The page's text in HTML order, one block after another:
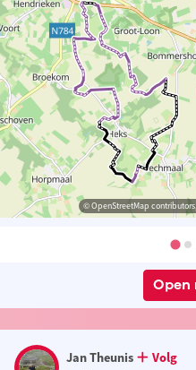
© OpenStreetMap
Open
Jan Theunis
Volg